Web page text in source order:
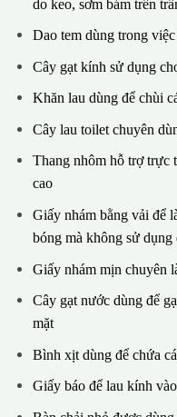
do keo, sơm bám trên
Dao tem dùng trong
Cây gạt kính sử dụng
Khăn lau dùng để chùi
Cây lau toilet chuyên
Thang nhôm hỗ trợ trực
cao
Giấy nhám bằng vải để
bóng mà không sử
Giấy nhám mịn chuyên
Cây gạt nước dùng để
mặt
Bình xịt dùng để chứa
Giấy báo để lau kính